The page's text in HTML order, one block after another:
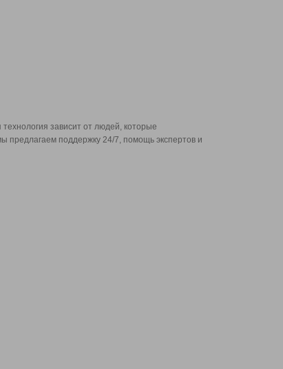
зависит от людей, которые
предлагаем поддержку 24/7, помощь экспертов и